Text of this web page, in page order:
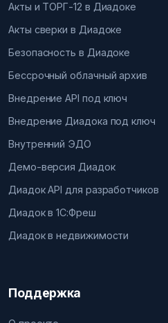
Акты и ТОРГ-12 в Диадоке
Акты сверки в Диадоке
Безопасность в Диадоке
Бессрочный облачный архив
Внедрение API под ключ
Внедрение Диадока под ключ
Внутренний ЭДО
Демо-версия Диадок
Диадок API для разработчиков
Диадок в 1С:Фреш
Диадок в недвижимости
Поддержка